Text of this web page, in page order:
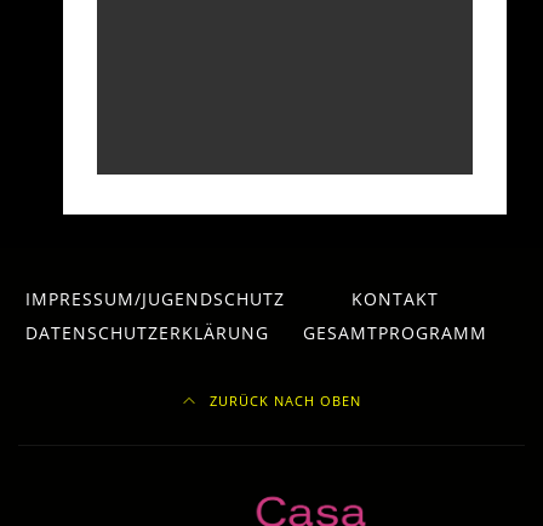
IMPRESSUM/JUGENDSCHUTZ
KONTAKT
DATENSCHUTZERKLÄRUNG
GESAMTPROGRAMM
ZURÜCK NACH OBEN